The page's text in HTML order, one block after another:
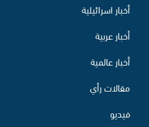
أخبار اسرائيلية
أخبار عربية
أخبار عالمية
مقالات رأي
فيديو